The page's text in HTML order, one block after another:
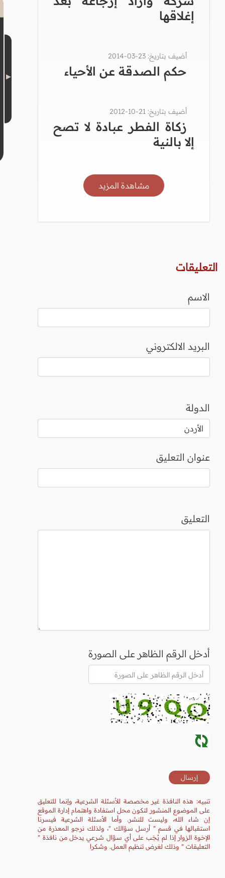
إغلاقها
أضيف بتاريخ: 23-03-2014
حكم الصدقة عن الأحياء
أضيف بتاريخ: 21-10-2012
زكاة الفطر عبادة لا تصح
إلا بالنية
مشاهدة المزيد
التعليقات
الاسم
البريد الالكتروني
الدولة
عنوان التعليق
التعليق
أدخل الرقم الظاهر على الصورة
تنبيه: هذه النافذة غير مخصصة للأسئلة الشرعية، وإنما للتعليق
على الموضوع المنشور لتكون محل استفادة واهتمام إدارة الموقع
إن شاء الله، وليست للنشر. وأما الأسئلة الشرعية فيسرنا
استقبالها في قسم " أرسل سؤالك "، ولذلك نرجو المعذرة من
الإخوة الزوار إذا لم يُجَب على أي سؤال شرعي يدخل من نافذة "
التعليقات " وذلك لغرض تنظيم العمل. وشكرا